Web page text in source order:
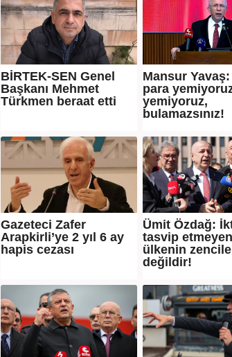
BİRTEK-SEN Genel
Başkanı Mehmet
Türkmen beraat etti
Mansur
para
yemiyoruz,
bulamazsınız!
Gazeteci Zafer
Arapkirli’ye 2 yıl 6 ay
hapis cezası
Ümit Özdağ:
tasvip
ülkenin
değildir!